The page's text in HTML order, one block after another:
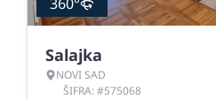
Salajka
NOVI SAD
ŠIFRA: #575068